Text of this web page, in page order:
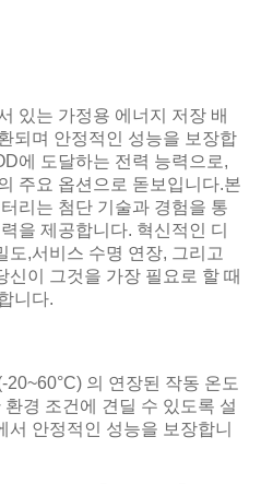
있는 가정용 에너지 저장 배
되며 안정적인 성능을 보장합
에 도달하는 전력 능력으로,
주요 옵션으로 돋보입니다.본
리는 첨단 기술과 경험을 통
을 제공합니다. 혁신적인 디
도,서비스 수명 연장, 그리고
신이 그것을 가장 필요로 할 때
니다.
20~60°C) 의 연장된 작동 온도
경 조건에 견딜 수 있도록 설
안정적인 성능을 보장합니